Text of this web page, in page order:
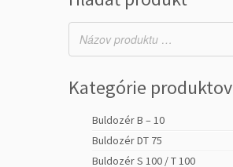
Kategórie produktov
Buldozér B – 10
Buldozér DT 75
Buldozér S 100 / T 100